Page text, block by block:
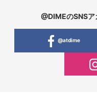
@DIMEのSNSア
@atdime